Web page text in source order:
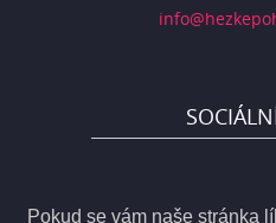
Pokud se vám naše stránka